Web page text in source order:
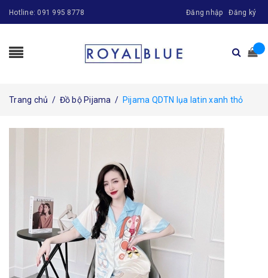
Hotline: 091 995 8778 Đăng nhập Đăng ký
Trang chủ / Đồ bộ Pijama / Pijama QDTN lụa latin xanh thỏ